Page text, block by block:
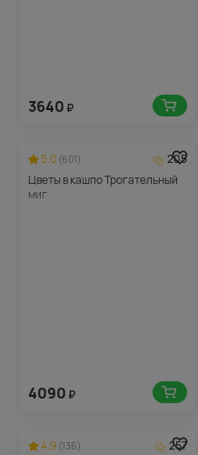
3640 ₽
5.0 (601)
205
Цветы в кашпо Трогательный
миг
4090 ₽
4.9 (136)
257